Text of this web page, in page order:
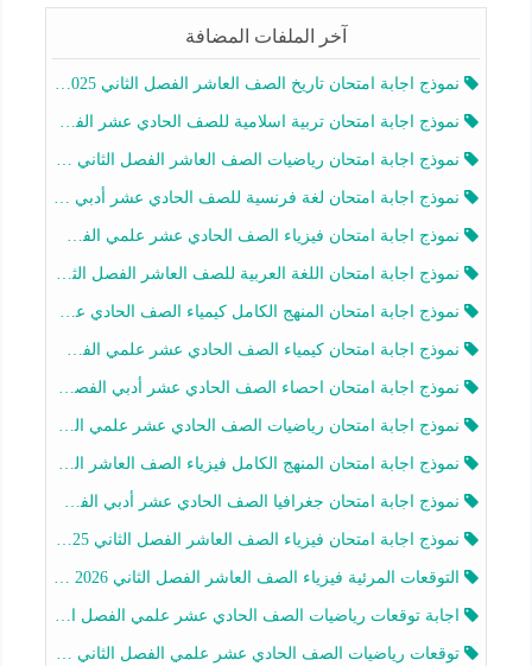
آخر الملفات المضافة
نموذج اجابة امتحان تاريخ الصف العاشر الفصل الثاني 2025-2026
نموذج اجابة امتحان تربية اسلامية للصف الحادي عشر الفصل الثاني 2025-2026
نموذج اجابة امتحان رياضيات الصف العاشر الفصل الثاني 2025-2026
نموذج اجابة امتحان لغة فرنسية للصف الحادي عشر أدبي الفصل الثاني 2025-2026
نموذج اجابة امتحان فيزياء الصف الحادي عشر علمي الفصل الثاني 2025-2026
نموذج اجابة امتحان اللغة العربية للصف العاشر الفصل الثاني 2025-2026
نموذج اجابة امتحان المنهج الكامل كيمياء الصف الحادي عشر علمي الفصل الثاني 2025-2026
نموذج اجابة امتحان كيمياء الصف الحادي عشر علمي الفصل الثاني 2025-2026
نموذج اجابة امتحان احصاء الصف الحادي عشر أدبي الفصل الثاني 2025-2026
نموذج اجابة امتحان رياضيات الصف الحادي عشر علمي الفصل الثاني 2025-2026
نموذج اجابة امتحان المنهج الكامل فيزياء الصف العاشر الفصل الثاني 2025-2026
نموذج اجابة امتحان جغرافيا الصف الحادي عشر أدبي الفصل الثاني 2025-2026
نموذج اجابة امتحان فيزياء الصف العاشر الفصل الثاني 2025-2026
التوقعات المرئية فيزياء الصف العاشر الفصل الثاني 2026 أ هيثم الليثي
اجابة توقعات رياضيات الصف الحادي عشر علمي الفصل الثاني 2025-2026 أ عمرو فايز
توقعات رياضيات الصف الحادي عشر علمي الفصل الثاني 2025-2026 أ عمرو فايز